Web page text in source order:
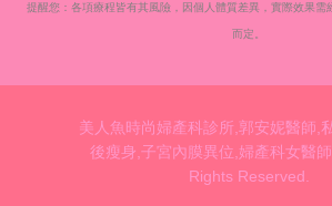
提醒您：各項療程皆有其風險，因個人體質差異，實際效果需
而定。
美人魚時尚婦產科診所,郭安妮醫師,
後瘦身,子宮內膜異位,婦產科女醫
Rights Reserved.